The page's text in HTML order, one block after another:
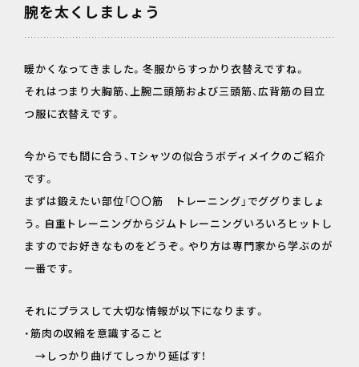
腕を太くしましょう
暖かくなってきました。冬服からすっかり衣替えですね。
それはつまり大胸筋、上腕二頭筋および三頭筋、広背筋の目立
つ服に衣替えです。
今からでも間に合う、Tシャツの似合うボディメイクのご紹介
です。
まずは鍛えたい部位「〇〇筋 トレーニング」でググりましょ
う。自重トレーニングからジムトレーニングいろいろヒットし
ますのでお好きなものをどうぞ。やり方は専門家から学ぶのが
一番です。
それにプラスして大切な情報が以下になります。
・筋肉の収縮を意識すること
→しっかり曲げてしっかり延ばす！